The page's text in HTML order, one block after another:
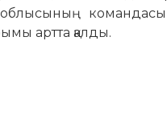
облысының
артта қалды.